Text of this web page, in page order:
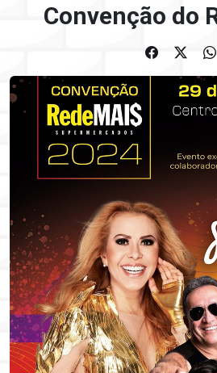
Convenção do